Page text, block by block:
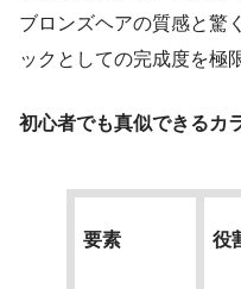
ブロンズヘアの質感と驚
ックとしての完成度を極
初心者でも真似できるカ
要素 役